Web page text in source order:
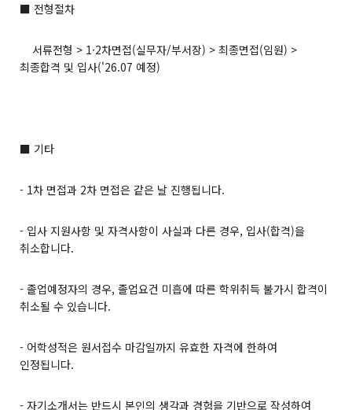
■ 전형절차
서류전형 > 1·2차면접(실무자/부서장) > 최종면접(임원) >
최종합격 및 입사('26.07 예정)
■ 기타
- 1차 면접과 2차 면접은 같은 날 진행됩니다.
- 입사 지원사항 및 자격사항이 사실과 다른 경우, 입사(합격)을
취소합니다.
- 졸업예정자의 경우, 졸업요건 미흡에 따른 학위취득 불가시 합격이
취소될 수 있습니다.
- 어학성적은 원서접수 마감일까지 유효한 자격에 한하여
인정됩니다.
- 자기소개서는 반드시 본인의 생각과 경험을 기반으로 작성하여